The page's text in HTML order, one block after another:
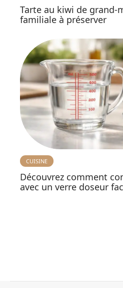
Tarte au kiwi de grand-
familiale à préserver
CUISINE
Découvrez comment
avec un verre doseur